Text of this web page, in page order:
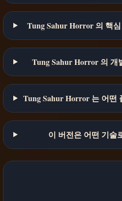
Tung Sahur Horror 의 핵
Tung Sahur Horror 의 개
Tung Sahur Horror 는 어떤
이 버전은 어떤 기술